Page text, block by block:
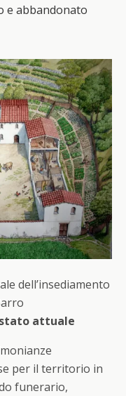
e abbandonato
dell’insediamento
stato attuale
per il territorio in
funerario,